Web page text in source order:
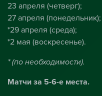
23 апреля (четверг);
27 апреля (понедельник);
*29 апреля (среда);
*2 мая (воскресенье).
* (по необходимости).
Матчи за 5-6-е места.